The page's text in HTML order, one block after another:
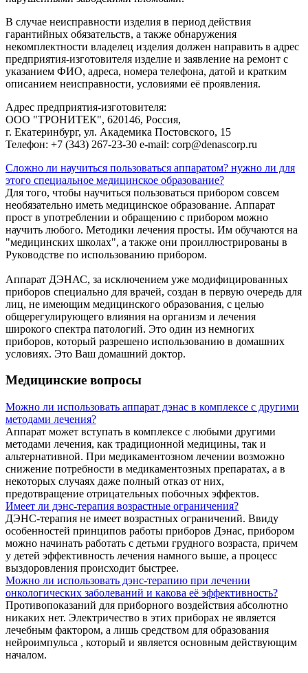
В случае неисправности изделия в период действия
гарантийных обязательств, а также обнаружения
некомплектности владелец изделия должен направить в адрес
предприятия-изготовителя изделие и заявление на ремонт с
указанием ФИО, адреса, номера телефона, датой и кратким
описанием неисправности, условиями её проявления.
Адрес предприятия-изготовителя:
ООО "ТРОНИТЕК", 620146, Россия,
г. Екатеринбург, ул. Академика Постовского, 15
Телефон: +7 (343) 267-23-30 e-mail: corp@denascorp.ru
Сложно ли научиться пользоваться аппаратом? нужно ли для
этого специальное медицинское образование?
Для того, чтобы научиться пользоваться прибором совсем
необязательно иметь медицинское образование. Аппарат
прост в употреблении и обращению с прибором можно
научить любого. Методики лечения просты. Им обучаются на
"медицинских школах", а также они проиллюстрированы в
Руководстве по использованию прибором.
Аппарат ДЭНАС, за исключением уже модифицированных
приборов специально для врачей, создан в первую очередь для
лиц, не имеющим медицинского образования, с целью
общерегулирующего влияния на организм и лечения
широкого спектра патологий. Это один из немногих
приборов, который разрешено использованию в домашних
условиях. Это Ваш домашний доктор.
Медицинские вопросы
Можно ли использовать аппарат дэнас в комплексе с другими
методами лечения?
Аппарат может вступать в комплексе с любыми другими
методами лечения, как традиционной медицины, так и
альтернативной. При медикаментозном лечении возможно
снижение потребности в медикаментозных препаратах, а в
некоторых случаях даже полный отказ от них,
предотвращение отрицательных побочных эффектов.
Имеет ли дэнс-терапия возрастные ограничения?
ДЭНС-терапия не имеет возрастных ограничений. Ввиду
особенностей принципов работы приборов Дэнас, прибором
можно начинать работать с детьми грудного возраста, причем
у детей эффективность лечения намного выше, а процесс
выздоровления происходит быстрее.
Можно ли использовать дэнс-терапию при лечении
онкологических заболеваний и какова её эффективность?
Противопоказаний для приборного воздействия абсолютно
никаких нет. Электричество в этих приборах не является
лечебным фактором, а лишь средством для образования
нейроимпульса , который и является основным действующим
началом.